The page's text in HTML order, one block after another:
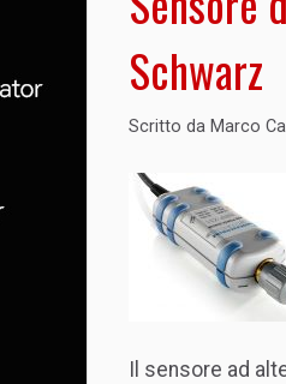
Schwarz
Scritto da Marco
Il sensore ad